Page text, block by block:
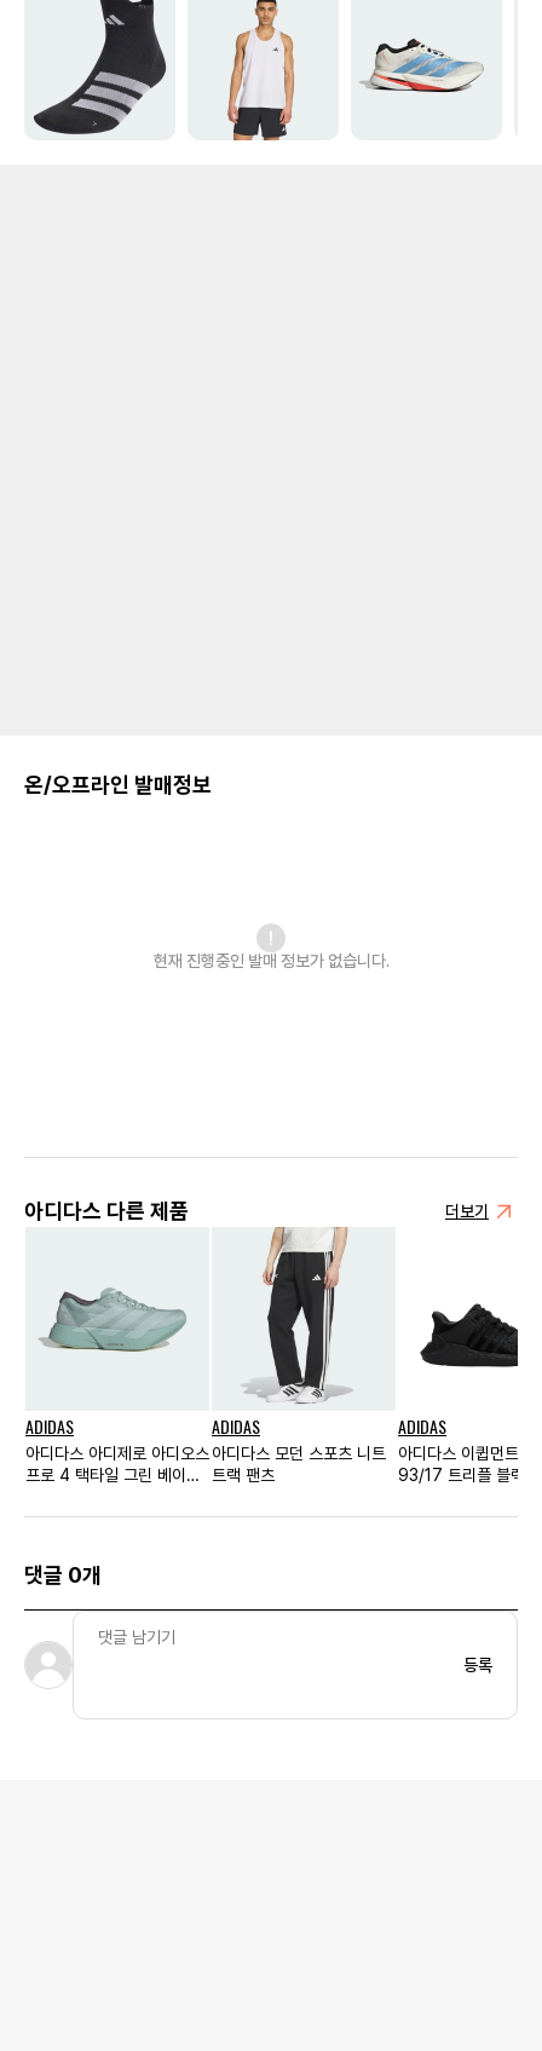
온/오프라인 발매정보
현재 진행중인 발매 정보가 없습니다.
아디다스 다른 제품 더보기
ADIDAS
아디다스 아디제로 아디오스
프로 4 택타일 그린 베이퍼
ADIDAS
아디다스 모던 스포츠 니트
트랙 팬츠
ADIDAS
아디다스 이큅먼트 서
93/17 트리플 블랙
댓글 0개
등록